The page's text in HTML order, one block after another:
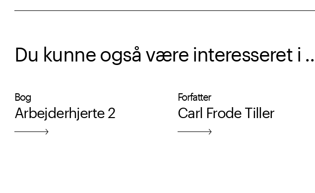
Du kunne også være interesseret i
Bog
Arbejderhjerte 2
Forfatter
Carl Frode Tiller